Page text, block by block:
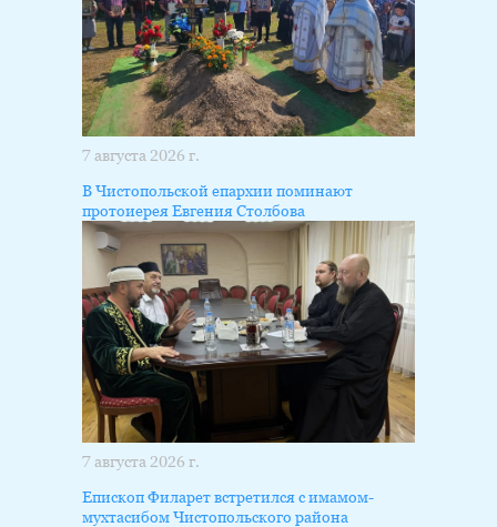
7 августа 2026 г.
В Чистопольской епархии поминают
протоиерея Евгения Столбова
7 августа 2026 г.
Епископ Филарет встретился с имамом-
мухтасибом Чистопольского района